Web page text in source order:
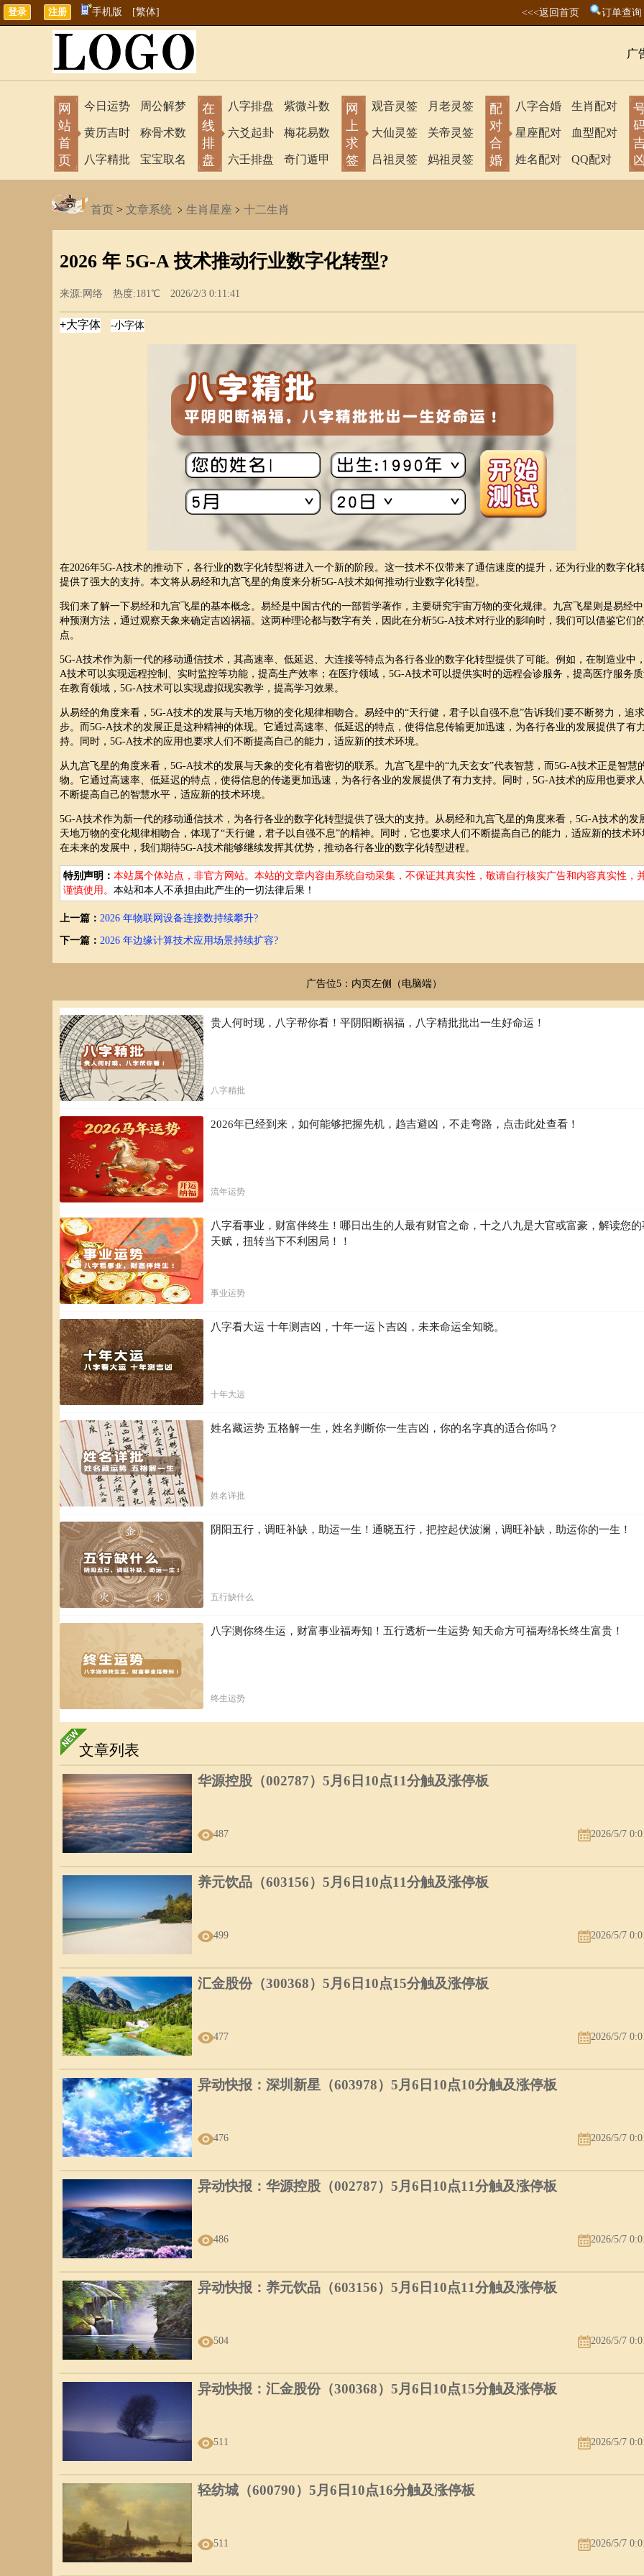
手机版 [繁体] <<<返回首页 订单查询
广
网
站
首
页
今日运势
黄历吉时
八字精批
周公解梦
称骨术数
宝宝取名
在
线
排
盘
八字排盘
六爻起卦
六壬排盘
紫微斗数
梅花易数
奇门遁甲
网
上
求
签
观音灵签
大仙灵签
吕祖灵签
月老灵签
关帝灵签
妈祖灵签
配
对
合
婚
八字合婚
星座配对
姓名配对
生肖配对
血型配对
QQ配对
首页 > 文章系统 ﹥ 生肖星座 ﹥ 十二生肖
2026 年 5G-A 技术推动行业数字化转型?
来源:网络 热度:181℃ 2026/2/3 0:11:41
在2026年5G-A技术的推动下，各行业的数字化转型将进入一个新的阶段。这一技术不仅带来了通信速度的提升，还为行业的数字化
提供了强大的支持。本文将从易经和九宫飞星的角度来分析5G-A技术如何推动行业数字化转型。
我们来了解一下易经和九宫飞星的基本概念。易经是中国古代的一部哲学著作，主要研究宇宙万物的变化规律。九宫飞星则是易经
种预测方法，通过观察天象来确定吉凶祸福。这两种理论都与数字有关，因此在分析5G-A技术对行业的影响时，我们可以借鉴它们
点。
5G-A技术作为新一代的移动通信技术，其高速率、低延迟、大连接等特点为各行各业的数字化转型提供了可能。例如，在制造业中
A技术可以实现远程控制、实时监控等功能，提高生产效率；在医疗领域，5G-A技术可以提供实时的远程会诊服务，提高医疗服务
在教育领域，5G-A技术可以实现虚拟现实教学，提高学习效果。
从易经的角度来看，5G-A技术的发展与天地万物的变化规律相吻合。易经中的“天行健，君子以自强不息”告诉我们要不断努力，追
步。而5G-A技术的发展正是这种精神的体现。它通过高速率、低延迟的特点，使得信息传输更加迅速，为各行各业的发展提供了有
持。同时，5G-A技术的应用也要求人们不断提高自己的能力，适应新的技术环境。
从九宫飞星的角度来看，5G-A技术的发展与天象的变化有着密切的联系。九宫飞星中的“九天玄女”代表智慧，而5G-A技术正是智慧
物。它通过高速率、低延迟的特点，使得信息的传递更加迅速，为各行各业的发展提供了有力支持。同时，5G-A技术的应用也要求
不断提高自己的智慧水平，适应新的技术环境。
5G-A技术作为新一代的移动通信技术，为各行各业的数字化转型提供了强大的支持。从易经和九宫飞星的角度来看，5G-A技术的发
天地万物的变化规律相吻合，体现了“天行健，君子以自强不息”的精神。同时，它也要求人们不断提高自己的能力，适应新的技术环
在未来的发展中，我们期待5G-A技术能够继续发挥其优势，推动各行各业的数字化转型进程。
特别声明： 本站属个体站点，非官方网站。本站的文章内容由系统自动采集，不保证其真实性，敬请自行核实广告和内容真实性，
谨慎使用。 本站和本人不承担由此产生的一切法律后果！
上一篇： 2026 年物联网设备连接数持续攀升?
下一篇： 2026 年边缘计算技术应用场景持续扩容?
广告位5：内页左侧（电脑端）
贵人何时现，八字帮你看！平阴阳断祸福，八字精批批出一生好命运！
八字精批
2026年已经到来，如何能够把握先机，趋吉避凶，不走弯路，点击此处查看！
流年运势
八字看事业，财富伴终生！哪日出生的人最有财官之命，十之八九是大官或富豪，解读您
天赋，扭转当下不利困局！！
事业运势
八字看大运 十年测吉凶，十年一运卜吉凶，未来命运全知晓。
十年大运
姓名藏运势 五格解一生，姓名判断你一生吉凶，你的名字真的适合你吗？
姓名详批
阴阳五行，调旺补缺，助运一生！通晓五行，把控起伏波澜，调旺补缺，助运你的一生！
五行缺什么
八字测你终生运，财富事业福寿知！五行透析一生运势 知天命方可福寿绵长终生富贵！
终生运势
文章列表
华源控股（002787）5月6日10点11分触及涨停板
487 2026/5/7
养元饮品（603156）5月6日10点11分触及涨停板
499 2026/5/7
汇金股份（300368）5月6日10点15分触及涨停板
477 2026/5/7
异动快报：深圳新星（603978）5月6日10点10分触及涨停板
476 2026/5/7
异动快报：华源控股（002787）5月6日10点11分触及涨停板
486 2026/5/7
异动快报：养元饮品（603156）5月6日10点11分触及涨停板
504 2026/5/7
异动快报：汇金股份（300368）5月6日10点15分触及涨停板
511 2026/5/7
轻纺城（600790）5月6日10点16分触及涨停板
511 2026/5/7